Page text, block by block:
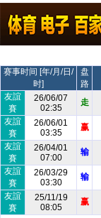
赛事时间 [年/月/日/
时]
盘
路
友誼
賽
26/06/07
02:35
走
友誼
賽
26/06/01
03:35
赢
友誼
賽
26/04/01
07:00
输
友誼
賽
26/03/29
03:30
输
友誼
賽
25/11/19
08:05
赢